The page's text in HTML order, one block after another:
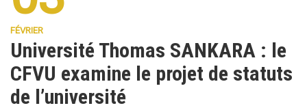
FÉVRIER
Université Thomas SANKARA : le
CFVU examine le projet de statuts
de l’université